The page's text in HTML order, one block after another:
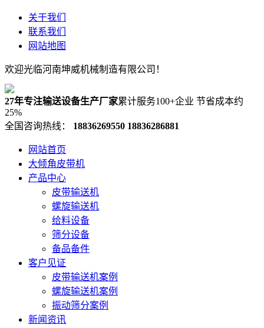
关于我们
联系我们
网站地图
欢迎光临河南坤威机械制造有限公司！
27年专注输送设备生产厂家累计服务100+企业 节省成本约
25%
全国咨询热线：
18836269550 18836286881
网站首页
大倾角皮带机
产品中心
皮带输送机
螺旋输送机
给料设备
筛分设备
备品备件
客户见证
皮带输送机案例
螺旋输送机案例
振动筛分案例
新闻资讯